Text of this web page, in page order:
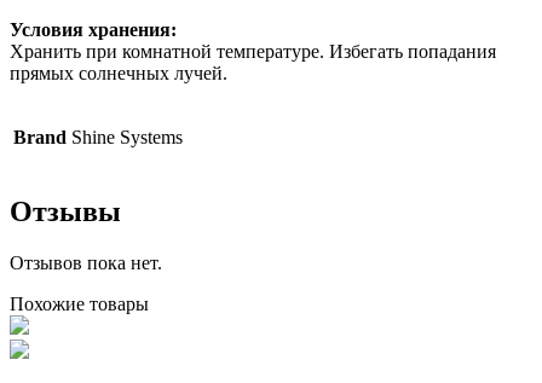
Условия хранения:
Хранить при комнатной температуре. Избегать попадания
прямых солнечных лучей.
Brand Shine Systems
Отзывы
Отзывов пока нет.
Похожие товары